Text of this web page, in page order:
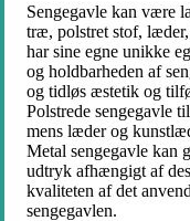
Sengegavle kan være
træ, polstret stof,
har sine egne unikke
og holdbarheden af
og tidløs æstetik og
Polstrede sengegavle
mens læder og
Metal sengegavle kan
udtryk afhængigt af
kvaliteten af det
sengegavlen.